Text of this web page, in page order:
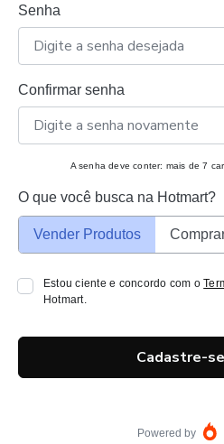
Senha
Confirmar senha
A senha deve conter: mais de 7
O que você busca na Hotmart?
Vender Produtos
Estou ciente e concordo com o
Hotmart.
Cadastre-
Powered by